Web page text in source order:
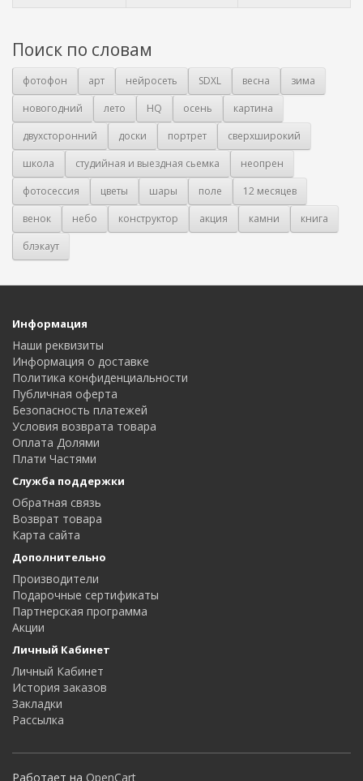
Поиск по словам
фотофон арт нейросеть SDXL весна
зима
новогодний
лето HQ осень
картина
двухсторонний
доски портрет
сверхширокий
школа
студийная и выездная сьемка
неопрен
фотосессия
цветы шары поле
12 месяцев
венок
небо конструктор акция камни
книга
блэкаут
Информация
Наши реквизиты
Информация о доставке
Политика конфиденциальности
Публичная оферта
Безопасность платежей
Условия возврата товара
Оплата Долями
Плати Частями
Служба поддержки
Обратная связь
Возврат товара
Карта сайта
Дополнительно
Производители
Подарочные сертификаты
Партнерская программа
Акции
Личный Кабинет
Личный Кабинет
История заказов
Закладки
Рассылка
Работает на OpenCart